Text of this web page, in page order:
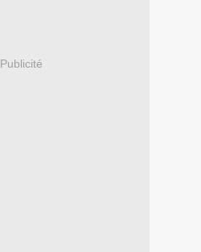
Publicité